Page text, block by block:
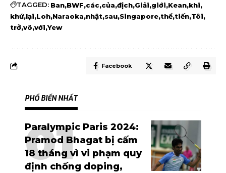
TAGGED: Ban BWF các của địch Giải giới Kean khi
khứ lại Loh Naraoka nhật sau Singapore thể tiến Tôi
trở vô với Yew
Facebook
PHỔ BIẾN NHẤT
Paralympic Paris 2024:
Pramod Bhagat bị cấm
18 tháng vì vi phạm quy
định chống doping,